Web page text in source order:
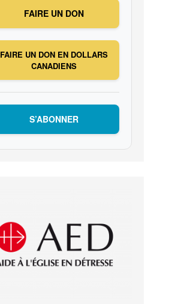
FAIRE UN DON
FAIRE UN DON EN DOLLARS
CANADIENS
S’ABONNER